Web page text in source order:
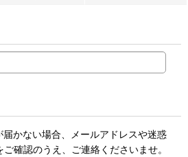
かない場合、メールアドレスや迷惑
確認のうえ、ご連絡くださいませ。